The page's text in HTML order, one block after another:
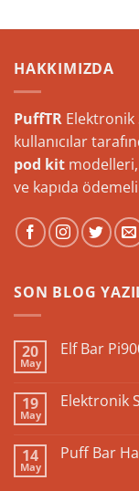
HAKKIMIZDA
PuffTR Elektronik
kullanıcılar
pod kit modelleri,
ve kapıda
SON BLOG
20
May
Elf Bar
Elf
Bar
ve
İnovasyon
19
May
Elektronik
Elektronik
Sigara
14
May
Puff Bar